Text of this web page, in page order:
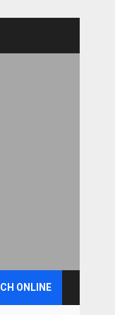
ONLINE